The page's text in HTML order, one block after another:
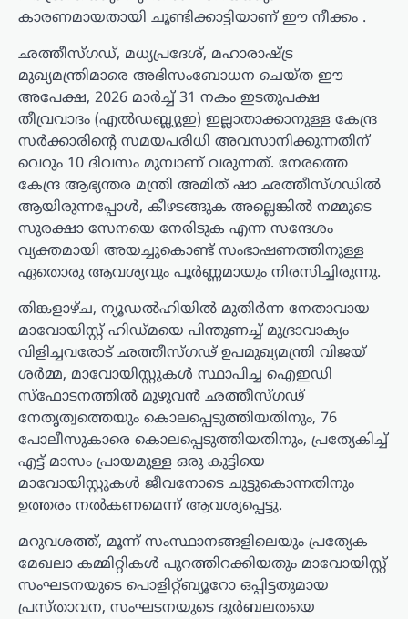
കാരണമായതായി ചൂണ്ടിക്കാട്ടിയാണ് ഈ നീക്കം .
ഛത്തീസ്ഗഡ്, മധ്യപ്രദേശ്, മഹാരാഷ്ട്ര
മുഖ്യമന്ത്രിമാരെ അഭിസംബോധന ചെയ്ത ഈ
അപേക്ഷ, 2026 മാർച്ച് 31 നകം ഇടതുപക്ഷ
തീവ്രവാദം (എൽഡബ്ല്യുഇ) ഇല്ലാതാക്കാനുള്ള കേന്ദ്ര
സർക്കാരിന്റെ സമയപരിധി അവസാനിക്കുന്നതിന്
വെറും 10 ദിവസം മുമ്പാണ് വരുന്നത്. നേരത്തെ
കേന്ദ്ര ആഭ്യന്തര മന്ത്രി അമിത് ഷാ ഛത്തീസ്ഗഡിൽ
ആയിരുന്നപ്പോൾ, കീഴടങ്ങുക അല്ലെങ്കിൽ നമ്മുടെ
സുരക്ഷാ സേനയെ നേരിടുക എന്ന സന്ദേശം
വ്യക്തമായി അയച്ചുകൊണ്ട് സംഭാഷണത്തിനുള്ള
ഏതൊരു ആവശ്യവും പൂർണ്ണമായും നിരസിച്ചിരുന്നു.
തിങ്കളാഴ്ച, ന്യൂഡൽഹിയിൽ മുതിർന്ന നേതാവായ
മാവോയിസ്റ്റ് ഹിഡ്മയെ പിന്തുണച്ച് മുദ്രാവാക്യം
വിളിച്ചവരോട് ഛത്തീസ്ഗഢ് ഉപമുഖ്യമന്ത്രി വിജയ്
ശർമ്മ, മാവോയിസ്റ്റുകൾ സ്ഥാപിച്ച ഐഇഡി
സ്ഫോടനത്തിൽ മുഴുവൻ ഛത്തീസ്ഗഢ്
നേതൃത്വത്തെയും കൊലപ്പെടുത്തിയതിനും, 76
പോലീസുകാരെ കൊലപ്പെടുത്തിയതിനും, പ്രത്യേകിച്ച്
എട്ട് മാസം പ്രായമുള്ള ഒരു കുട്ടിയെ
മാവോയിസ്റ്റുകൾ ജീവനോടെ ചുട്ടുകൊന്നതിനും
ഉത്തരം നൽകണമെന്ന് ആവശ്യപ്പെട്ടു.
മറുവശത്ത്, മൂന്ന് സംസ്ഥാനങ്ങളിലെയും പ്രത്യേക
മേഖലാ കമ്മിറ്റികൾ പുറത്തിറക്കിയതും മാവോയിസ്റ്റ്
സംഘടനയുടെ പൊളിറ്റ്ബ്യൂറോ ഒപ്പിട്ടതുമായ
പ്രസ്താവന, സംഘടനയുടെ ദുർബലതയെ